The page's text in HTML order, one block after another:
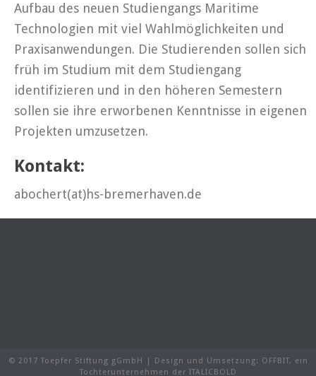
Aufbau des neuen Studiengangs Maritime
Technologien mit viel Wahlmöglichkeiten und
Praxisanwendungen. Die Studierenden sollen sich
früh im Studium mit dem Studiengang
identifizieren und in den höheren Semestern
sollen sie ihre erworbenen Kenntnisse in eigenen
Projekten umzusetzen.
Kontakt:
abochert(at)hs-bremerhaven.de
© 2017 Toepfer Stiftung gGmbH | Design und Umsetzung: OFFBIT, ein
Tochterunternehmen der ITALICBOLD